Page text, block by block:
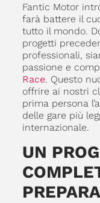
Fantic Motor
farà battere il
tutto il mondo.
progetti
professionali,
passione e
Race. Questo
offrire ai nostri
prima persona
delle gare più
internazionale.
UN